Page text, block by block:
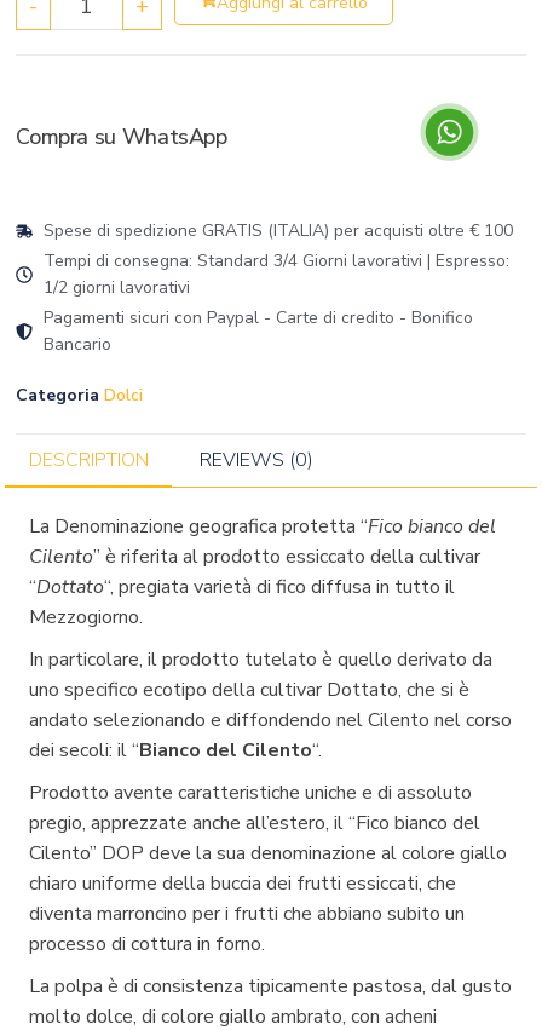
- +
Compra su WhatsApp
Spese di spedizione GRATIS (ITALIA) per acquisti oltre € 100
Tempi di consegna: Standard 3/4 Giorni lavorativi | Espresso:
1/2 giorni lavorativi
Pagamenti sicuri con Paypal - Carte di credito - Bonifico
Bancario
Categoria Dolci
DESCRIPTION REVIEWS (0)
La Denominazione geografica protetta “Fico bianco del
Cilento” è riferita al prodotto essiccato della cultivar
“Dottato“, pregiata varietà di fico diffusa in tutto il
Mezzogiorno.
In particolare, il prodotto tutelato è quello derivato da
uno specifico ecotipo della cultivar Dottato, che si è
andato selezionando e diffondendo nel Cilento nel corso
dei secoli: il “Bianco del Cilento“.
Prodotto avente caratteristiche uniche e di assoluto
pregio, apprezzate anche all’estero, il “Fico bianco del
Cilento” DOP deve la sua denominazione al colore giallo
chiaro uniforme della buccia dei frutti essiccati, che
diventa marroncino per i frutti che abbiano subito un
processo di cottura in forno.
La polpa è di consistenza tipicamente pastosa, dal gusto
molto dolce, di colore giallo ambrato, con acheni